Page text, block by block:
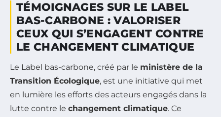
TÉMOIGNAGES SUR LE LABEL
BAS-CARBONE : VALORISER
CEUX QUI S’ENGAGENT CONTRE
LE CHANGEMENT CLIMATIQUE
Le Label bas-carbone, créé par le ministère de la
Transition Écologique, est une initiative qui met
en lumière les efforts des acteurs engagés dans la
lutte contre le changement climatique. Ce